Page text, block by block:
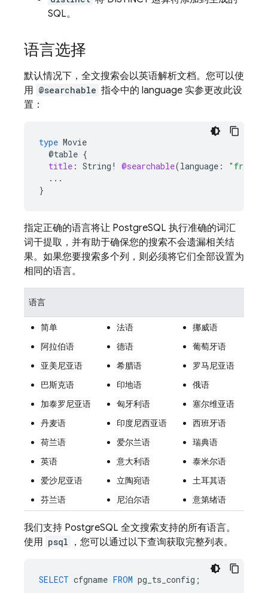
SQL。
语言选择
默认情况下，全文搜索会以英语解析文档。您可以使
用 @searchable 指令中的 language 实参更改此设
置：
type Movie
@table {
title : String ! @searchable(language :
"french"
...
}
指定正确的语言将让 PostgreSQL 执行准确的词汇
词干提取，并有助于确保您的搜索不会遗漏相关结
果。如果您要搜索多个列，则必须将它们全部设置为
相同的语言。
语言
简单
阿拉伯语
亚美尼亚语
巴斯克语
加泰罗尼亚语
丹麦语
荷兰语
英语
爱沙尼亚语
芬兰语
法语
德语
希腊语
印地语
匈牙利语
印度尼西亚语
爱尔兰语
意大利语
立陶宛语
尼泊尔语
挪威语
葡萄牙语
罗马尼亚语
俄语
塞尔维亚语
西班牙语
瑞典语
泰米尔语
土耳其语
意第绪语
我们支持 PostgreSQL 全文搜索支持的所有语言。
使用 psql ，您可以通过以下查询获取完整列表。
SELECT cfgname FROM pg_ts_config ;